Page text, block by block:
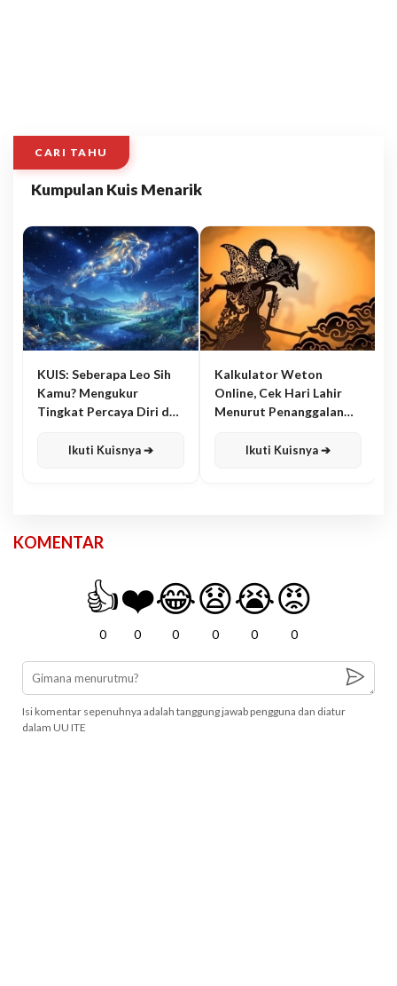
CARI TAHU
Kumpulan Kuis Menarik
KUIS: Seberapa Leo Sih
Kamu? Mengukur
Tingkat Percaya Diri dan
Ikuti Kuisnya ➔
Kalkulator Weton
Online, Cek Hari Lahir
Menurut Penanggalan
Ikuti Kuisnya ➔
KOMENTAR
👍
0
❤️
0
😂
0
😧
0
😭
0
😡
0
Isi komentar sepenuhnya adalah tanggung jawab pengguna dan diatur
dalam UU ITE